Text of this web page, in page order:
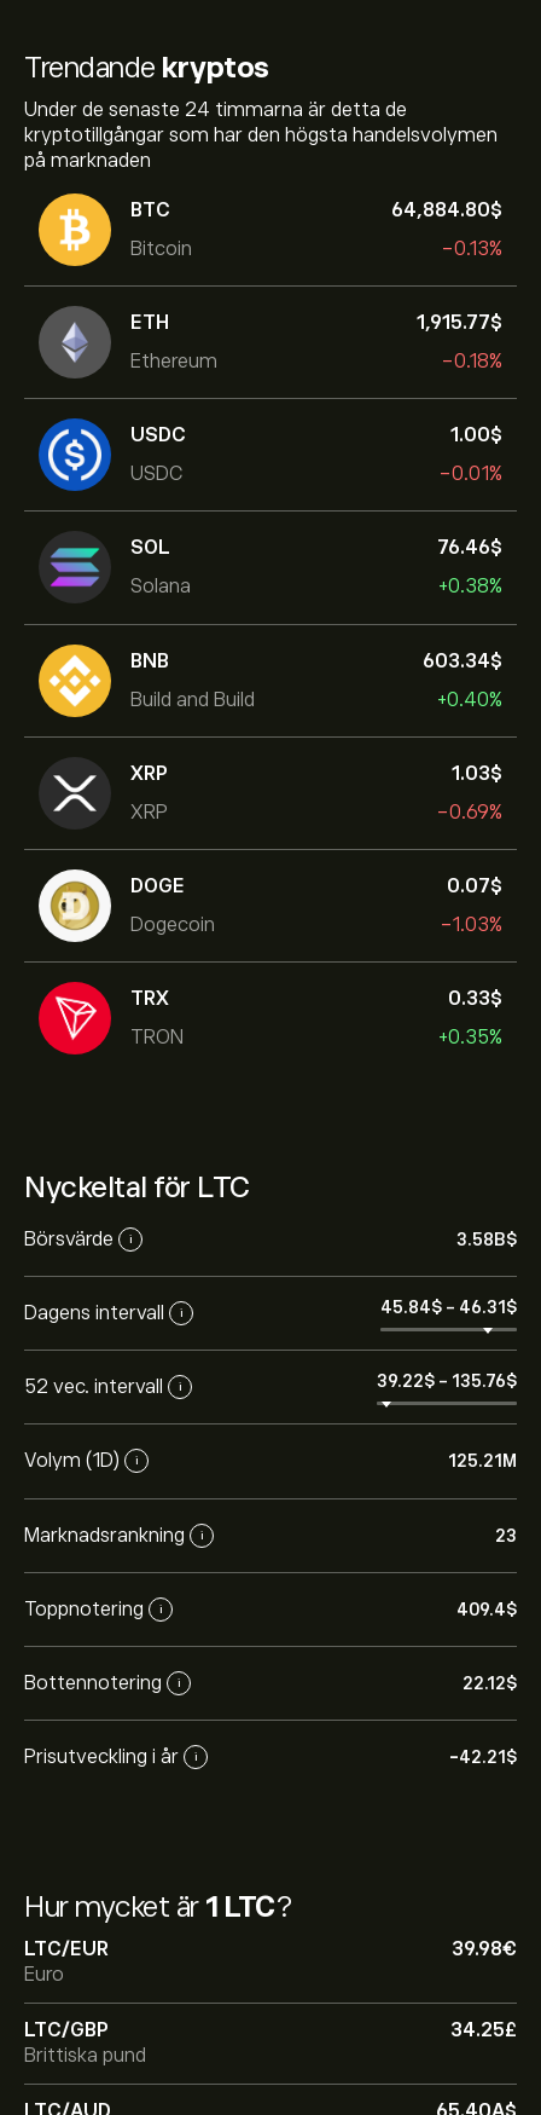
Trendande kryptos
Under de senaste 24 timmarna är detta de
kryptotillgångar som har den högsta handelsvolymen
på marknaden
BTC
Bitcoin
64,884.80‎$‎
-0.13%
ETH
Ethereum
1,915.77‎$‎
-0.18%
USDC
USDC
1.00‎$‎
-0.01%
SOL
Solana
76.46‎$‎
+0.38%
BNB
Build and Build
603.34‎$‎
+0.40%
XRP
XRP
1.03‎$‎
-0.69%
DOGE
Dogecoin
0.07‎$‎
-1.03%
TRX
TRON
0.33‎$‎
+0.35%
Hur mycket är 1 LTC?
LTC/EUR
39.98‎€‎
Euro
LTC/GBP
34.25‎£‎
Brittiska pund
Nyckeltal för LTC
Börsvärde i 3.58B‎$‎
Dagens intervall i 45.84‎$‎ - 46.31‎$‎
52 vec. intervall i 39.22‎$‎ - 135.76‎$‎
Volym (1D) i 125.21M
Marknadsrankning i 23
Toppnotering i 409.4‎$‎
Bottennotering i 22.12‎$‎
Prisutveckling i år i -42.21‎$‎